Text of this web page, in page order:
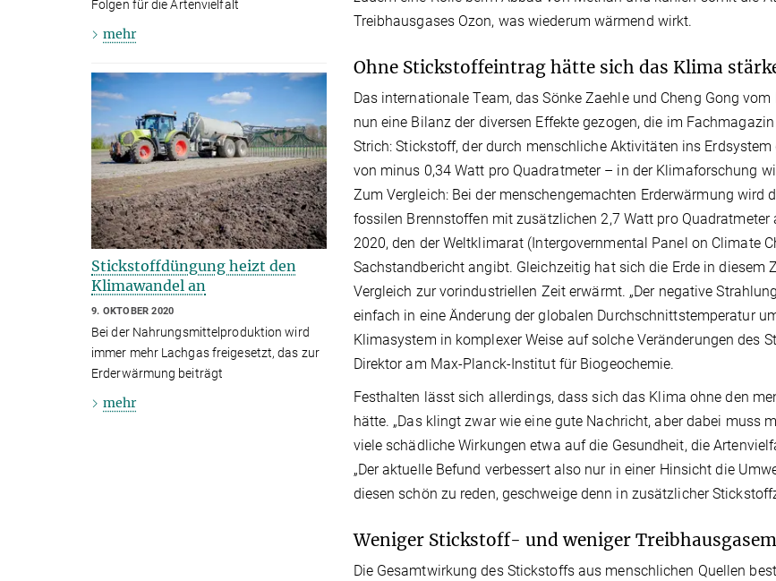
Treibhausgases Ozon, was wiederum wärmend wirkt.
Ohne Stickstoffeintrag hätte sich das Klima
Das internationale Team, das Sönke Zaehle und Cheng Gong
nun eine Bilanz der diversen Effekte gezogen, die im
Strich: Stickstoff, der durch menschliche Aktivitäten ins
von minus 0,34 Watt pro Quadratmeter – in der Klimaforschung
Zum Vergleich: Bei der menschengemachten Erderwärmung
fossilen Brennstoffen mit zusätzlichen 2,7 Watt pro
2020, den der Weltklimarat (Intergovernmental Panel on Climate
Sachstandbericht angibt. Gleichzeitig hat sich die Erde in
Vergleich zur vorindustriellen Zeit erwärmt. „Der negative
einfach in eine Änderung der globalen Durchschnittstemperatur
Klimasystem in komplexer Weise auf solche Veränderungen des
Direktor am Max-Planck-Institut für Biogeochemie.
Festhalten lässt sich allerdings, dass sich das Klima ohne den
hätte. „Das klingt zwar wie eine gute Nachricht, aber dabei muss
viele schädliche Wirkungen etwa auf die Gesundheit, die
„Der aktuelle Befund verbessert also nur in einer Hinsicht die
diesen schön zu reden, geschweige denn in zusätzlicher
Weniger Stickstoff- und weniger
Die Gesamtwirkung des Stickstoffs aus menschlichen Quellen
Folgen für die Artenvielfalt
mehr
Stickstoffdüngung heizt den
Klimawandel an
9. OKTOBER 2020
Bei der Nahrungsmittelproduktion wird
immer mehr Lachgas freigesetzt, das zur
Erderwärmung beiträgt
mehr